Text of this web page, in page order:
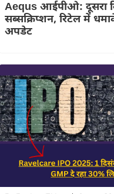
Aequs आईपीओ: दूसरा
सब्सक्रिप्शन, रिटेल में
अपडेट